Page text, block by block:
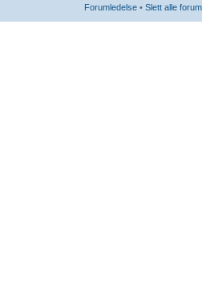
Forumledelse • Slett alle